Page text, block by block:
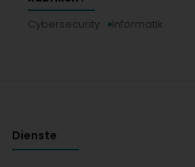
Cybersecurity
Informatik
Dienste